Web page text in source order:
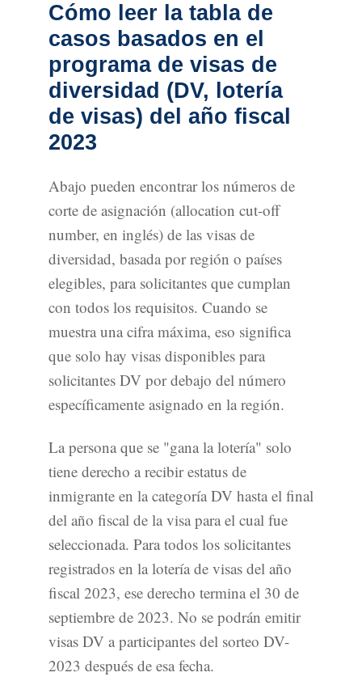
Cómo leer la tabla de
casos basados en el
programa de visas de
diversidad (DV, lotería
de visas) del año fiscal
2023
Abajo pueden encontrar los números de
corte de asignación (allocation cut-off
number, en inglés) de las visas de
diversidad, basada por región o países
elegibles, para solicitantes que cumplan
con todos los requisitos. Cuando se
muestra una cifra máxima, eso significa
que solo hay visas disponibles para
solicitantes DV por debajo del número
específicamente asignado en la región.
La persona que se "gana la lotería" solo
tiene derecho a recibir estatus de
inmigrante en la categoría DV hasta el final
del año fiscal de la visa para el cual fue
seleccionada. Para todos los solicitantes
registrados en la lotería de visas del año
fiscal 2023, ese derecho termina el 30 de
septiembre de 2023. No se podrán emitir
visas DV a participantes del sorteo DV-
2023 después de esa fecha.